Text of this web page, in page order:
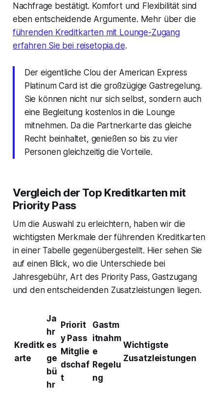
Nachfrage bestätigt. Komfort und Flexibilität sind
eben entscheidende Argumente. Mehr über die
führenden Kreditkarten mit Lounge-Zugang
erfahren Sie bei reisetopia.de.
Der eigentliche Clou der American Express
Platinum Card ist die großzügige Gastregelung.
Sie können nicht nur sich selbst, sondern auch
eine Begleitung kostenlos in die Lounge
mitnehmen. Da die Partnerkarte das gleiche
Recht beinhaltet, genießen so bis zu vier
Personen gleichzeitig die Vorteile.
Vergleich der Top Kreditkarten mit
Priority Pass
Um die Auswahl zu erleichtern, haben wir die
wichtigsten Merkmale der führenden Kreditkarten
in einer Tabelle gegenübergestellt. Hier sehen Sie
auf einen Blick, wo die Unterschiede bei
Jahresgebühr, Art des Priority Pass, Gastzugang
und den entscheidenden Zusatzleistungen liegen.
Kreditk
arte
Ja
hr
es
ge
bü
hr
Priorit
y Pass
Mitglie
dschaf
t
Gastm
itnahm
e
Regelu
ng
Wichtigste
Zusatzleistungen